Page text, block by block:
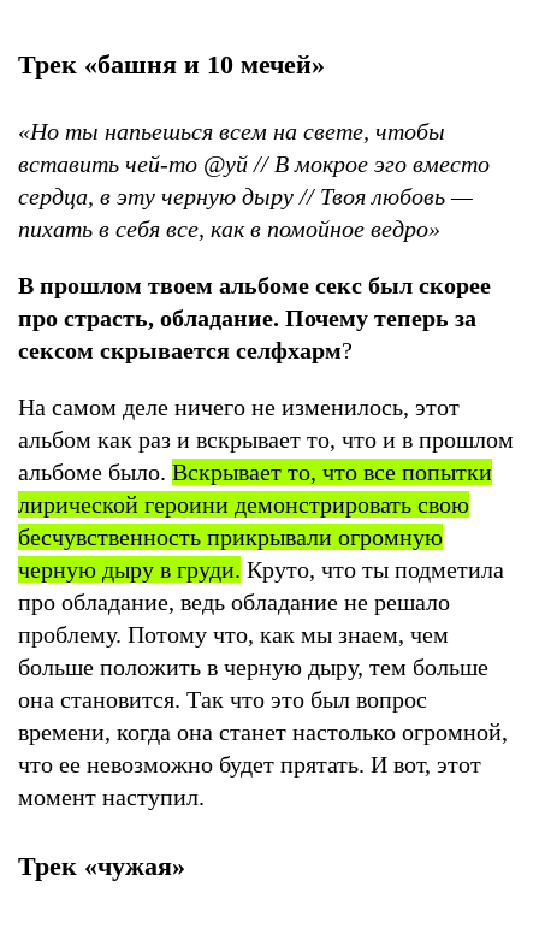
Трек «башня и 10 мечей»
«Но ты напьешься всем на свете, чтобы
вставить чей-то @уй // В мокрое эго вместо
сердца, в эту черную дыру // Твоя любовь —
пихать в себя все, как в помойное ведро»
В прошлом твоем альбоме секс был скорее
про страсть, обладание. Почему теперь за
сексом скрывается селфхарм?
На самом деле ничего не изменилось, этот
альбом как раз и вскрывает то, что и в прошлом
альбоме было. Вскрывает то, что все попытки
лирической героини демонстрировать свою
бесчувственность прикрывали огромную
черную дыру в груди. Круто, что ты подметила
про обладание, ведь обладание не решало
проблему. Потому что, как мы знаем, чем
больше положить в черную дыру, тем больше
она становится. Так что это был вопрос
времени, когда она станет настолько огромной,
что ее невозможно будет прятать. И вот, этот
момент наступил.
Трек «чужая»